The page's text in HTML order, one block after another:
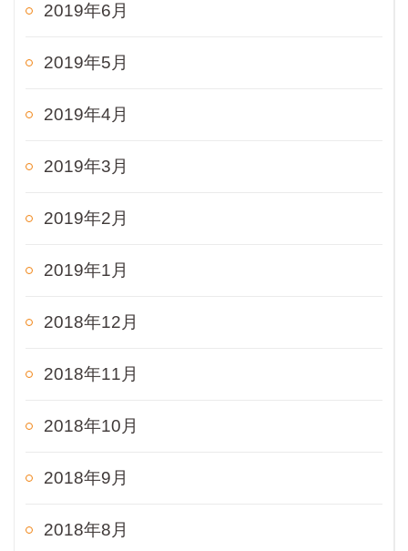
2019年6月
2019年5月
2019年4月
2019年3月
2019年2月
2019年1月
2018年12月
2018年11月
2018年10月
2018年9月
2018年8月